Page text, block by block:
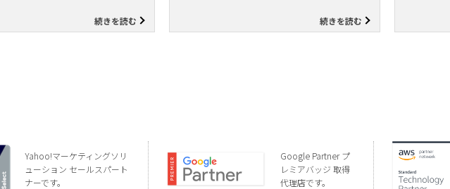
続きを読む 続きを読む
Yahoo!マーケティングソリ
ューション セールスパート
ナーです。
Google Partner プ
レミアバッジ 取得
代理店です。